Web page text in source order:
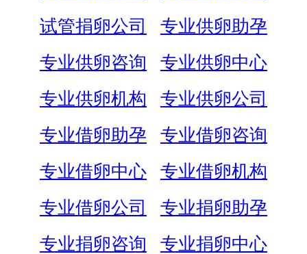
试管捐卵公司
专业供卵助孕
专业供卵咨询
专业供卵中心
专业供卵机构
专业供卵公司
专业借卵助孕
专业借卵咨询
专业借卵中心
专业借卵机构
专业借卵公司
专业捐卵助孕
专业捐卵咨询
专业捐卵中心